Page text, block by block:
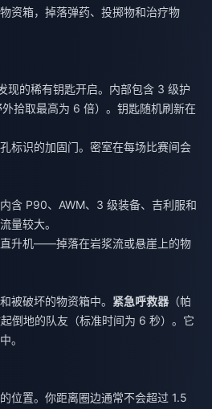
资箱，掉落弹药、投掷物和治疗物
现的稀有钥匙开启。内部包含 3 级护
拾取最高为 6 倍）。钥匙随机刷新在
标识的加固门。密室在每场比赛间会
含 P90、AWM、3 级装备、吉利服和
量较大。
升机——掉落在岩浆流或悬崖上的物
被破坏的物资箱中。 紧急呼救器 （帕
倒地的队友（标准时间为 6 秒）。它
。
位置。你距离圈边通常不会超过 1.5